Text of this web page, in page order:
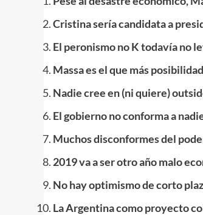
Cristina sería candidata a
El peronismo no K todavía no
Massa es el que más
Nadie cree en (ni quiere)
El gobierno no conforma a
Muchos disconformes del
2019 va a ser otro año malo
No hay optimismo de corto
La Argentina como proyecto